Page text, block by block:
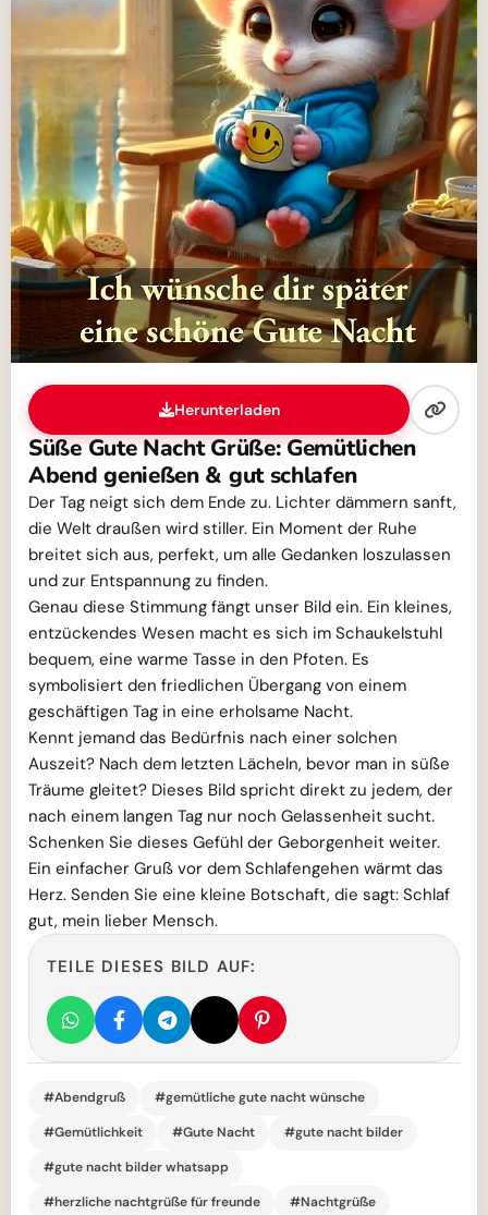
Herunterladen
Süße Gute Nacht Grüße: Gemütlichen
Abend genießen & gut schlafen
Der Tag neigt sich dem Ende zu. Lichter dämmern sanft,
die Welt draußen wird stiller. Ein Moment der Ruhe
breitet sich aus, perfekt, um alle Gedanken loszulassen
und zur Entspannung zu finden.
Genau diese Stimmung fängt unser Bild ein. Ein kleines,
entzückendes Wesen macht es sich im Schaukelstuhl
bequem, eine warme Tasse in den Pfoten. Es
symbolisiert den friedlichen Übergang von einem
geschäftigen Tag in eine erholsame Nacht.
Kennt jemand das Bedürfnis nach einer solchen
Auszeit? Nach dem letzten Lächeln, bevor man in süße
Träume gleitet? Dieses Bild spricht direkt zu jedem, der
nach einem langen Tag nur noch Gelassenheit sucht.
Schenken Sie dieses Gefühl der Geborgenheit weiter.
Ein einfacher Gruß vor dem Schlafengehen wärmt das
Herz. Senden Sie eine kleine Botschaft, die sagt: Schlaf
gut, mein lieber Mensch.
TEILE DIESES BILD AUF:
#Abendgruß
#gemütliche gute nacht wünsche
#Gemütlichkeit
#Gute Nacht
#gute nacht bilder
#gute nacht bilder whatsapp
#herzliche nachtgrüße für freunde
#Nachtgrüße